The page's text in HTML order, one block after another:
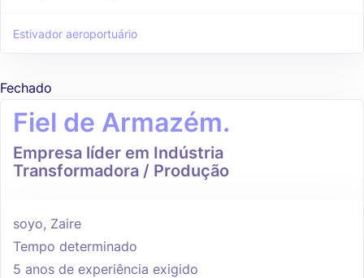
Estivador aeroportuário
Fechado
Fiel de Armazém.
Empresa líder em Indústria
Transformadora / Produção
soyo, Zaire
Tempo determinado
5 anos de experiência exigido